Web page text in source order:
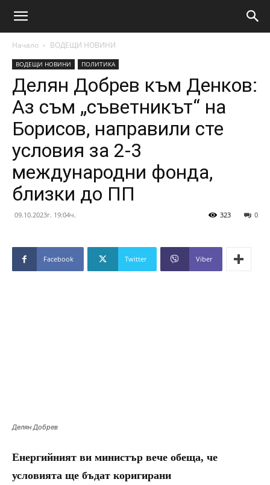
Начало ВОДЕЩИ НОВИНИ
ВОДЕЩИ НОВИНИ ПОЛИТИКА
Делян Добрев към Денков:
Аз съм „съветникът“ на
Борисов, направили сте
условия за 2-3
международни фонда,
близки до ПП
09.10.2023г. 19:04ч. 0
323
Facebook Twitter Viber
Делян Добрев
Енергийният ви министър вече обеща, че
условията ще бъдат коригирани